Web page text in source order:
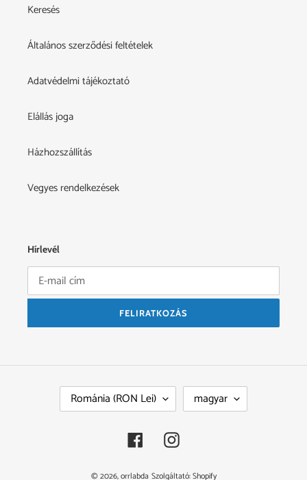
Keresés
Általános szerződési feltételek
Adatvédelmi tájékoztató
Elállás joga
Házhozszállítás
Vegyes rendelkezések
Hírlevél
FELIRATKOZÁS
Románia (RON Lei) magyar
FacebookInstagram
© 2026,orrlabda Szolgáltató: Shopify